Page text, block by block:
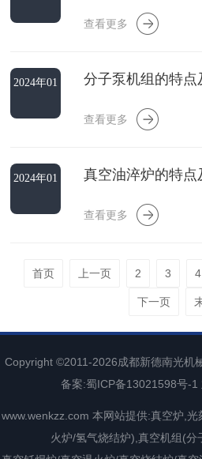
查看更多
2024年01
分子泵机组的特点
查看更多
2024年01
真空油淬炉的特点
查看更多
首页 上一页 2 3 4
下一页
Copyright ©2011-2026成都新德南光机
备案:蜀ICP备13021598号-1
www.wenkzz.com 本网站提供:真空炉,
火炉/氢气烧结炉),真空机组(分